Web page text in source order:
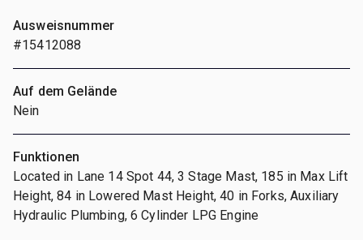
Ausweisnummer
#15412088
Auf dem Gelände
Nein
Funktionen
Located in Lane 14 Spot 44, 3 Stage Mast, 185 in Max Lift
Height, 84 in Lowered Mast Height, 40 in Forks, Auxiliary
Hydraulic Plumbing, 6 Cylinder LPG Engine